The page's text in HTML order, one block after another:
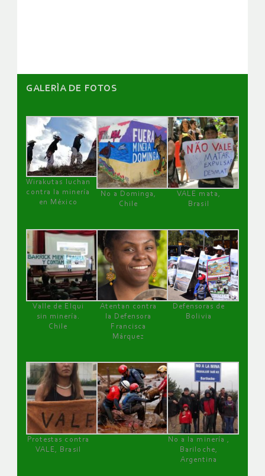
GALERÌA DE FOTOS
Wirakutas luchan
contra la minería
en México
No a Dominga,
Chile
VALE mata,
Brasil
Valle de Elqui
sin minería.
Chile
Atentan contra
la Defensora
Francisca
Márquez
Defensoras de
Bolivia
Protestas contra
VALE, Brasil
No a la minería ,
Bariloche,
Argentina